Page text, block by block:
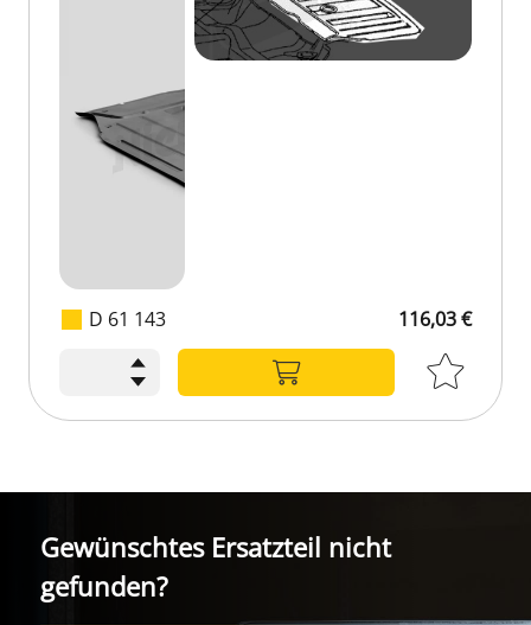
D 61 143 116,03 €
Gewünschtes Ersatzteil nicht
gefunden?